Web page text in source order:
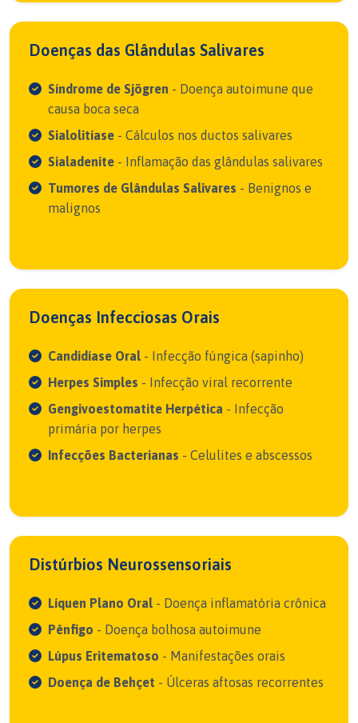
Doenças das Glândulas Salivares
Síndrome de Sjögren - Doença autoimune que
causa boca seca
Sialolitíase - Cálculos nos ductos salivares
Sialadenite - Inflamação das glândulas salivares
Tumores de Glândulas Salivares - Benignos e
malignos
Doenças Infecciosas Orais
Candidíase Oral - Infecção fúngica (sapinho)
Herpes Simples - Infecção viral recorrente
Gengivoestomatite Herpética - Infecção
primária por herpes
Infecções Bacterianas - Celulites e abscessos
Distúrbios Neurossensoriais
Líquen Plano Oral - Doença inflamatória crônica
Pênfigo - Doença bolhosa autoimune
Lúpus Eritematoso - Manifestações orais
Doença de Behçet - Úlceras aftosas recorrentes